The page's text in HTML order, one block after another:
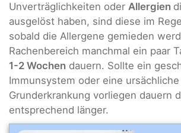
Unverträglichkeiten oder Allergien
ausgelöst haben, sind diese im
sobald die Allergene gemieden
Rachenbereich manchmal ein paar
1-2 Wochen dauern. Sollte ein
Immunsystem oder eine ursächliche
Grunderkrankung vorliegen dauern
entsprechend länger.